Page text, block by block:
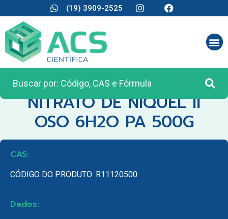
(19) 3909-2525
CATEGORIA:REAGENTES ANALÍTICOS
NITRATO DE NIQUEL II
OSO 6H2O PA 500G
CAS:
CÓDIGO DO PRODUTO: R11120500
Dados: